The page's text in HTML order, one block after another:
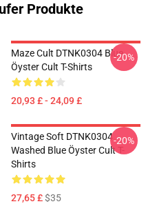
Produkte
Maze Cult DTNK0304 Blue
Öyster Cult T-Shirts
20,93 £ - 24,09 £
-20%
Vintage Soft DTNK0304
Washed Blue Öyster Cult T-
Shirts
27,65 £$35
-20%